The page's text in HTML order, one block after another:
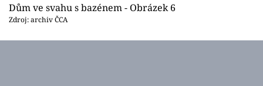
Dům ve svahu s bazénem - Obrázek 6
Zdroj: archiv ČCA